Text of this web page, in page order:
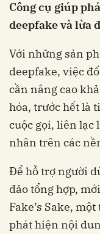
Công cụ giúp
deepfake và lừa
Với những sản
deepfake, việc
cần nâng cao
hóa, trước hết là
cuộc gọi, liên lạc
nhân trên các
Để hỗ trợ người
đảo tổng hợp,
Fake’s Sake,
phát hiện nội